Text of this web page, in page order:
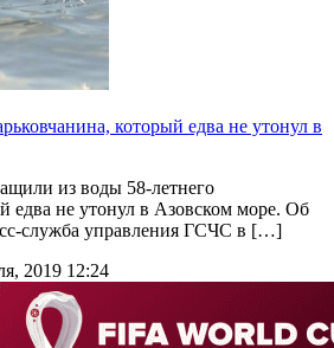
который едва не утонул в
из воды 58-летнего
едва не утонул в Азовском море. Об
служба управления ГСЧС в […]
2019 12:24